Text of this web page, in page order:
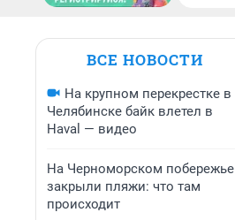
ВСЕ НОВОСТИ
На крупном перекрестке в
Челябинске байк влетел в
Haval — видео
На Черноморском побережье
закрыли пляжи: что там
происходит